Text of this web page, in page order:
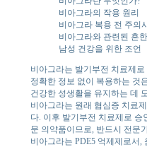
비아그라의 작용 원리
비아그라 복용 전 주의
비아그라와 관련된 흔
남성 건강을 위한 조언
비아그라는 발기부전 치료제
정확한 정보 없이 복용하는 것
건강한 성생활을 유지하는 데
비아그라는 원래 협심증 치료
다. 이후 발기부전 치료제로
문 의약품이므로, 반드시 전문
비아그라는 PDE5 억제제로서